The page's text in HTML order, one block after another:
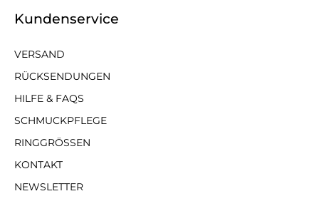
Kundenservice
VERSAND
RÜCKSENDUNGEN
HILFE & FAQS
SCHMUCKPFLEGE
RINGGRÖSSEN
KONTAKT
NEWSLETTER